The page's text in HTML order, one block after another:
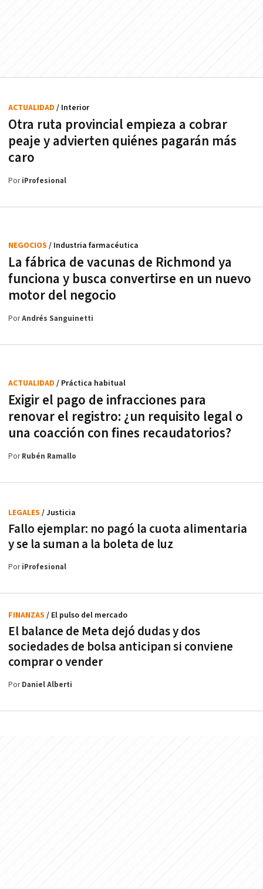
Otra ruta provincial empieza a cobrar
peaje y advierten quiénes pagarán más
caro
ACTUALIDAD / Interior
PoriProfesional
La fábrica de vacunas de Richmond ya
funciona y busca convertirse en un nuevo
motor del negocio
NEGOCIOS / Industria farmacéutica
PorAndrés Sanguinetti
Exigir el pago de infracciones para
renovar el registro: ¿un requisito legal o
una coacción con fines recaudatorios?
ACTUALIDAD / Práctica habitual
PorRubén Ramallo
Fallo ejemplar: no pagó la cuota alimentaria
y se la suman a la boleta de luz
LEGALES / Justicia
PoriProfesional
El balance de Meta dejó dudas y dos
sociedades de bolsa anticipan si conviene
comprar o vender
FINANZAS / El pulso del mercado
PorDaniel Alberti